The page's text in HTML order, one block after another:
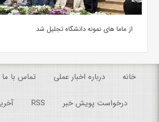
از ماما های نمونه دانشگاه تجلیل شد
خانه درباره اخبار عملی تماس با ما
درخواست پویش خبر RSS